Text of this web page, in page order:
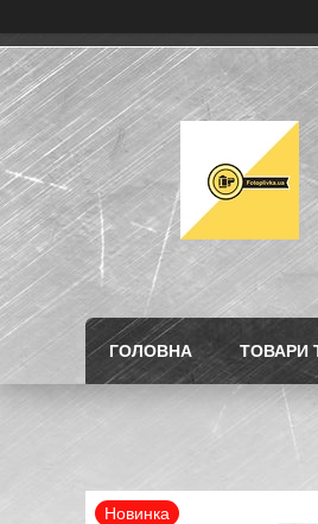
ГОЛОВНА ТОВАРИ
Новинка